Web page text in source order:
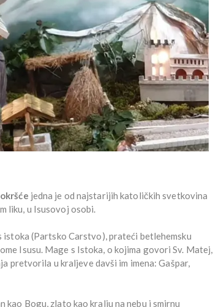
jedna je od najstarijih katoličkih svetkovina
liku, u Isusovoj osobi.
(Partsko Carstvo), prateći betlehemsku
Isusu. Mage s Istoka, o kojima govori Sv. Matej,
pretvorila u kraljeve davši im imena: Gašpar,
Bogu, zlato kao kralju na nebu i smirnu